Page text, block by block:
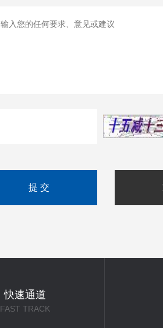
快速通道
FAST TRACK